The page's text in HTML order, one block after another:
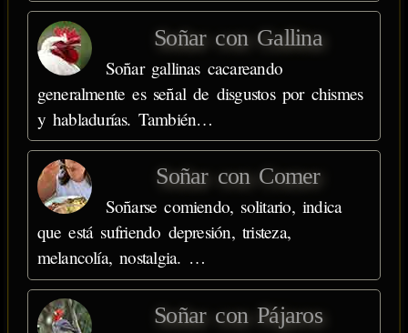
Soñar con Gallina
Soñar gallinas cacareando
generalmente es señal de disgustos por chismes
y habladurías. También…
Soñar con Comer
Soñarse comiendo, solitario, indica
que está sufriendo depresión, tristeza,
melancolía, nostalgia. …
Soñar con Pájaros